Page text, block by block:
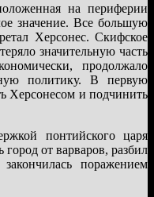
на периферии
значение. Все большую
Херсонес. Скифское
значительную часть
продолжало
политику. В первую
Херсонесом и подчинить
понтийского царя
от варваров, разбил
поражением